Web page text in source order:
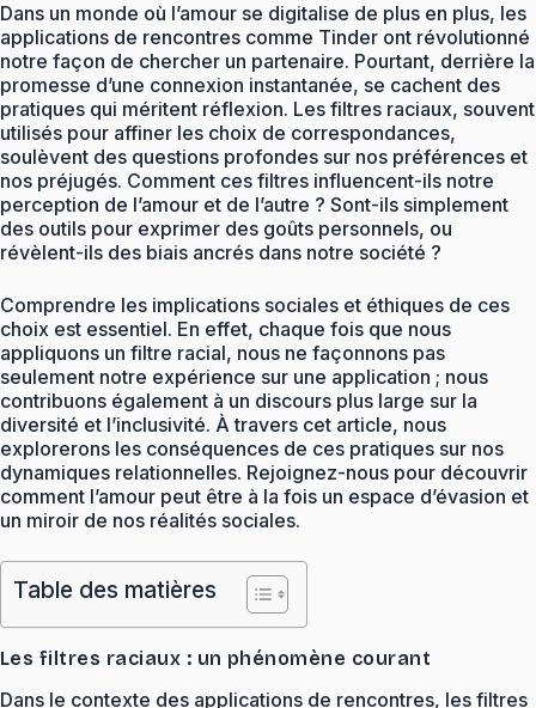
Dans un monde où l’amour se digitalise de plus en plus, les
applications de rencontres comme Tinder ont révolutionné
notre façon de chercher un partenaire. Pourtant, derrière la
promesse d’une connexion instantanée, se cachent des
pratiques qui méritent réflexion. Les filtres raciaux, souvent
utilisés pour affiner les choix de correspondances,
soulèvent des questions profondes sur nos préférences et
nos préjugés. Comment ces filtres influencent-ils notre
perception de l’amour et de l’autre ? Sont-ils simplement
des outils pour exprimer des goûts personnels, ou
révèlent-ils des biais ancrés dans notre société ?
Comprendre les implications sociales et éthiques de ces
choix est essentiel. En effet, chaque fois que nous
appliquons un filtre racial, nous ne façonnons pas
seulement notre expérience sur une application ; nous
contribuons également à un discours plus large sur la
diversité et l’inclusivité. À travers cet article, nous
explorerons les conséquences de ces pratiques sur nos
dynamiques relationnelles. Rejoignez-nous pour découvrir
comment l’amour peut être à la fois un espace d’évasion et
un miroir de nos réalités sociales.
Table des matières
Les filtres raciaux : un phénomène courant
Dans le contexte des applications de rencontres, les filtres